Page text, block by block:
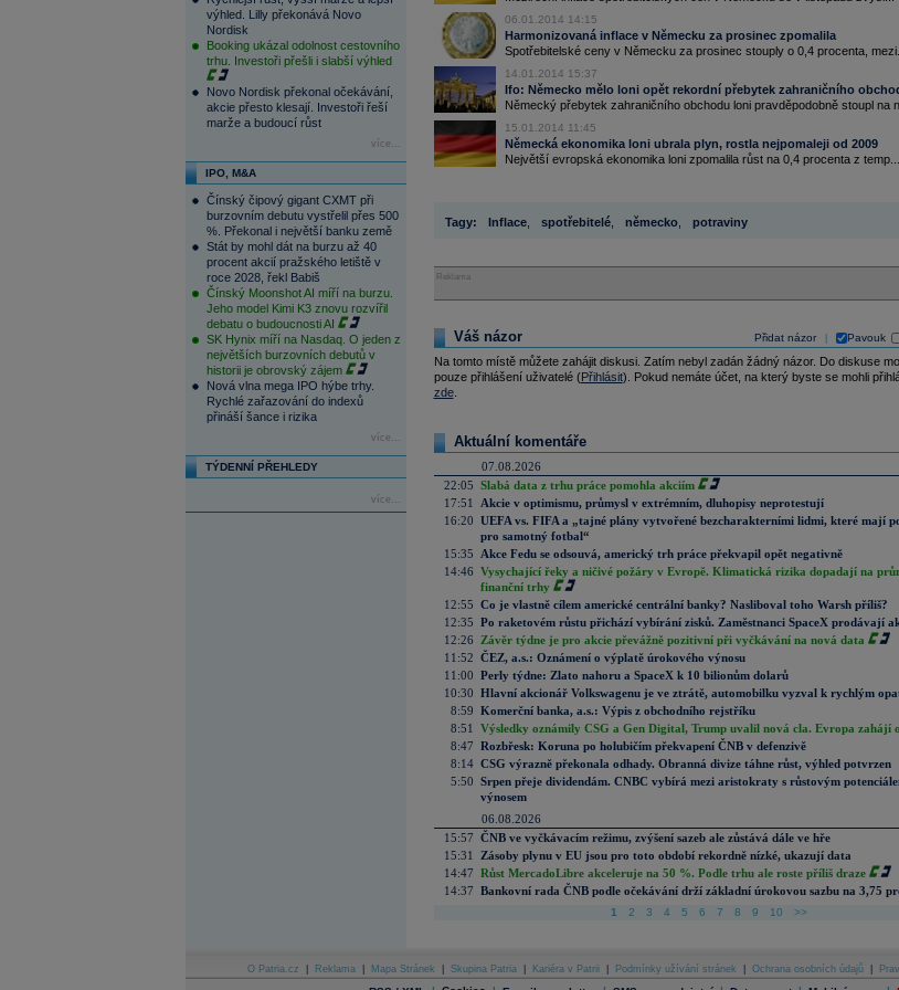
výhled. Lilly překonává Novo
Nordisk
Booking ukázal odolnost cestovního
trhu. Investoři přešli i slabší výhled
Novo Nordisk překonal očekávání,
akcie přesto klesají. Investoři řeší
marže a budoucí růst
více...
IPO, M&A
Čínský čipový gigant CXMT při
burzovním debutu vystřelil přes 500
%. Překonal i největší banku země
Stát by mohl dát na burzu až 40
procent akcií pražského letiště v
roce 2028, řekl Babiš
Čínský Moonshot AI míří na burzu.
Jeho model Kimi K3 znovu rozvířil
debatu o budoucnosti AI
SK Hynix míří na Nasdaq. O jeden z
největších burzovních debutů v
historii je obrovský zájem
Nová vlna mega IPO hýbe trhy.
Rychlé zařazování do indexů
přináší šance i rizika
více...
TÝDENNÍ PŘEHLEDY
více...
06.01.2014 14:15
Harmonizovaná inflace v Německu za prosinec zpomalila
Spotřebitelské ceny v Německu za prosinec stouply o 0,4 procenta, mezi...
14.01.2014 15:37
Ifo: Německo mělo loni opět rekordní přebytek zahraničního
Německý přebytek zahraničního obchodu loni pravděpodobně stoupl na
15.01.2014 11:45
Německá ekonomika loni ubrala plyn, rostla nejpomaleji od 2009
Největší evropská ekonomika loni zpomalila růst na 0,4 procenta z temp...
Tagy: Inflace, spotřebitelé, německo, potraviny
Reklama
Přidat názor Pavouk
Váš názor
Na tomto místě můžete zahájit diskusi. Zatím nebyl zadán žádný názor. Do diskuse
pouze přihlášení uživatelé (Přihlásit). Pokud nemáte účet, na který byste se mohli
zde.
Aktuální komentáře
07.08.2026
22:05 Slabá data z trhu práce pomohla akciím
17:51
Akcie v optimismu, průmysl v extrémním, dluhopisy neprotestují
16:20 UEFA vs. FIFA a „tajné plány vytvořené bezcharakterními lidmi, které mají
pro samotný fotbal“
15:35
Akce Fedu se odsouvá, americký trh práce překvapil opět negativně
14:46 Vysychající řeky a ničivé požáry v Evropě. Klimatická rizika dopadají na
finanční trhy
12:55 Co je vlastně cílem americké centrální banky? Nasliboval toho Warsh příliš?
12:35 Po raketovém růstu přichází vybírání zisků. Zaměstnanci SpaceX prodávají
12:26
Závěr týdne je pro akcie převážně pozitivní při vyčkávání na nová data
11:52 ČEZ, a.s.: Oznámení o výplatě úrokového výnosu
11:00 Perly týdne: Zlato nahoru a SpaceX k 10 bilionům dolarů
10:30 Hlavní akcionář Volkswagenu je ve ztrátě, automobilku vyzval k rychlým
8:59 Komerční banka, a.s.: Výpis z obchodního rejstříku
8:51
Výsledky oznámily CSG a Gen Digital, Trump uvalil nová cla. Evropa zahájí
8:47 Rozbřesk: Koruna po holubičím překvapení ČNB v defenzivě
8:14 CSG výrazně překonala odhady. Obranná divize táhne růst, výhled potvrzen
5:50 Srpen přeje dividendám. CNBC vybírá mezi aristokraty s růstovým
výnosem
06.08.2026
15:57 ČNB ve vyčkávacím režimu, zvýšení sazeb ale zůstává dále ve hře
15:31
Zásoby plynu v EU jsou pro toto období rekordně nízké, ukazují data
14:47 Růst MercadoLibre akceleruje na 50 %. Podle trhu ale roste příliš draze
14:37 Bankovní rada ČNB podle očekávání drží základní úrokovou sazbu na 3,75
1 2 3 4 5 6 7 8 9 10 >>
O Patria.cz Reklama Mapa Stránek Skupina Patria Kariéra v Patrii Podmínky užívání stránek Ochrana osobních údajů